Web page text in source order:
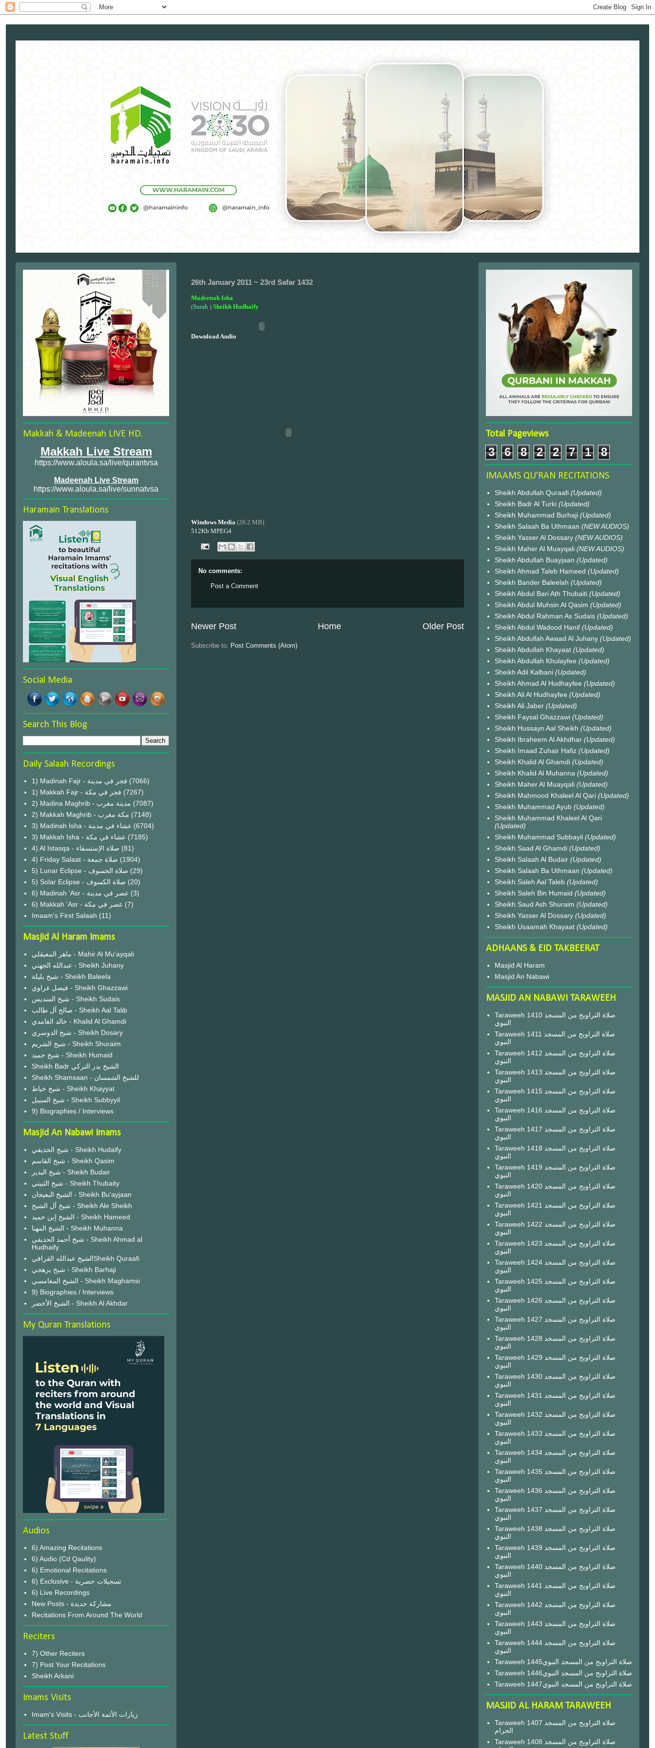
26th January 2011 ~ 23rd Safar 1432
Madeenah Isha
(Surah ) Sheikh Hudhaify
Download Audio
Windows Media (26.2 MB)
512Kb MPEG4
No comments:
Post a Comment
Newer Post Older Post
Home
Subscribe to: Post Comments (Atom)
Makkah & Madeenah LIVE HD.
Makkah Live Stream
https://www.aloula.sa/live/qurantvsa
Madeenah Live Stream
https://www.aloula.sa/live/sunnatvsa
Haramain Translations
Social Media
Search This Blog
Daily Salaah Recordings
1) Madinah Fajr - فجر في مدينة (7066)
1) Makkah Fajr - فجر في مكة (7267)
2) Madina Maghrib - مدينة مغرب (7087)
2) Makkah Maghrib - مكة مغرب (7148)
3) Madinah Isha - عشاء في مدينة (6704)
3) Makkah Isha - عشاء في مكة (7185)
4) Al Istasqa - صلاة الإستسقاء (81)
4) Friday Salaat - صلاة جمعة (1904)
5) Lunar Eclipse - صلاة الخسوف (29)
(20)
6) Madinah 'Asr - عصر في مدينة (3)
6) Makkah 'Asr - عصر في مكة (7)
Imaam's First Salaah (11)
Masjid Al Haram Imams
ماهر المعيقلي - Mahir Al Mu'ayqali
عبدالله الجهني - Sheikh Juhany
شيخ بليلة - Sheikh Baleela
فيصل غزاوي - Sheikh Ghazzawi
شيخ السديس - Sheikh Sudais
صالح آل طالب - Sheikh Aal Talib
خالد الغامدي - Khalid Al Ghamdi
شيخ الدوسري - Sheikh Dosary
شيخ الشريم - Sheikh Shuraim
شيخ حميد - Sheikh Humaid
Sheikh Badr الشيخ بدر التركي
Sheikh Shamsaan - للشيخ الشمسان
شيخ خياط - Sheikh Khayyat
شيخ السبيل - Sheikh Subbyyil
9) Biographies / Interviews
Masjid An Nabawi Imams
شيخ الحذيفي - Sheikh Hudaify
شيخ القاسم - Sheikh Qasim
شيخ البدير - Sheikh Budair
شيخ الثبيتي - Sheikh Thubaity
الشيخ البعيجان - Sheikh Bu'ayjaan
شيخ آل الشيخ - Sheikh Ale Sheikh
الشيخ إبن حميد - Sheikh Hameed
الشيخ المهنا - Sheikh Muhanna
شيخ أحمد الحذيفي - Sheikh Ahmad al
Hudhaify
الشيخ عبدالله القرافيSheikh Quraafi
شيخ برهجي - Sheikh Barhaji
الشيخ المغامسي - Sheikh Maghamsi
9) Biographies / Interviews
الشيخ الأخضر - Sheikh Al Akhdar
My Quran Translations
Audios
6) Amazing Recitations
6) Audio (Cd Qaulity)
6) Emotional Recitations
6) Exclusive - تسجيلات حصرية
6) Live Recordings
New Posts - مشاركة جديدة
Recitations From Around The World
Reciters
7) Other Reciters
7) Post Your Recitations
Sheikh Arkani
Imams Visits
Imam's Visits - زيارات الأئمة الأجانب
Latest Stuff
Total Pageviews
3 6 8 2 2 7 1 8
IMAAMS QU'RAN RECITATIONS
Sheikh Abdullah Quraafi (Updated)
Sheikh Badr Al Turki (Updated)
Sheikh Muhammad Burhaji (Updated)
Sheikh Salaah Ba Uthmaan (NEW AUDIOS)
Sheikh Yasser Al Dossary (NEW AUDIOS)
Sheikh Maher Al Muayqali (NEW AUDIOS)
Sheikh Abdullah Buayjaan (Updated)
Sheikh Ahmad Taleb Hameed (Updated)
Sheikh Bander Baleelah (Updated)
Sheikh Abdul Bari Ath Thubaiti (Updated)
Sheikh Abdul Muhsin Al Qasim (Updated)
Sheikh Abdul Rahman As Sudais (Updated)
Sheikh Abdul Wadood Hanif (Updated)
Sheikh Abdullah Awaad Al Juhany (Updated)
Sheikh Abdullah Khayaat (Updated)
Sheikh Abdullah Khulayfee (Updated)
Sheikh Adil Kalbani (Updated)
Sheikh Ahmad Al Hudhayfee (Updated)
Sheikh Ali Al Hudhayfee (Updated)
Sheikh Ali Jaber (Updated)
Sheikh Faysal Ghazzawi (Updated)
Sheikh Hussayn Aal Sheikh (Updated)
Sheikh Ibraheem Al Akhdhar (Updated)
Sheikh Imaad Zuhair Hafiz (Updated)
Sheikh Khalid Al Ghamdi (Updated)
Sheikh Khalid Al Muhanna (Updated)
Sheikh Maher Al Muayqali (Updated)
Sheikh Mahmood Khaleel Al Qari (Updated)
Sheikh Muhammad Ayub (Updated)
Sheikh Muhammad Khaleel Al Qari
(Updated)
Sheikh Muhammad Subbayil (Updated)
Sheikh Saad Al Ghamdi (Updated)
Sheikh Salaah Al Budair (Updated)
Sheikh Salaah Ba Uthmaan (Updated)
Sheikh Saleh Aal Taleb (Updated)
Sheikh Saleh Bin Humaid (Updated)
Sheikh Saud Ash Shuraim (Updated)
Sheikh Yasser Al Dossary (Updated)
Sheikh Usaamah Khayaat (Updated)
ADHAANS & EID TAKBEERAT
Masjid Al Haram
Masjid An Nabawi
MASJID AN NABAWI TARAWEEH
Taraweeh 1410 صلاة التراويح من المسجد
النبوي
Taraweeh 1411 صلاة التراويح من المسجد
النبوي
Taraweeh 1412 صلاة التراويح من المسجد
النبوي
Taraweeh 1413 صلاة التراويح من المسجد
النبوي
Taraweeh 1415 صلاة التراويح من المسجد
النبوي
Taraweeh 1416 صلاة التراويح من المسجد
النبوي
Taraweeh 1417 صلاة التراويح من المسجد
النبوي
Taraweeh 1418 صلاة التراويح من المسجد
النبوي
Taraweeh 1419 صلاة التراويح من المسجد
النبوي
Taraweeh 1420 صلاة التراويح من المسجد
النبوي
Taraweeh 1421 صلاة التراويح من المسجد
النبوي
Taraweeh 1422 صلاة التراويح من المسجد
النبوي
Taraweeh 1423 صلاة التراويح من المسجد
النبوي
Taraweeh 1424 صلاة التراويح من المسجد
النبوي
Taraweeh 1425 صلاة التراويح من المسجد
النبوي
Taraweeh 1426 صلاة التراويح من المسجد
النبوي
Taraweeh 1427 صلاة التراويح من المسجد
النبوي
Taraweeh 1428 صلاة التراويح من المسجد
النبوي
Taraweeh 1429 صلاة التراويح من المسجد
النبوي
Taraweeh 1430 صلاة التراويح من المسجد
النبوي
Taraweeh 1431 صلاة التراويح من المسجد
النبوي
Taraweeh 1432 صلاة التراويح من المسجد
النبوي
Taraweeh 1433 صلاة التراويح من المسجد
النبوي
Taraweeh 1434 صلاة التراويح من المسجد
النبوي
Taraweeh 1435 صلاة التراويح من المسجد
النبوي
Taraweeh 1436 صلاة التراويح من المسجد
النبوي
Taraweeh 1437 صلاة التراويح من المسجد
النبوي
Taraweeh 1438 صلاة التراويح من المسجد
النبوي
Taraweeh 1439 صلاة التراويح من المسجد
النبوي
Taraweeh 1440 صلاة التراويح من المسجد
النبوي
Taraweeh 1441 صلاة التراويح من المسجد
النبوي
Taraweeh 1442 صلاة التراويح من المسجد
النبوي
Taraweeh 1443 صلاة التراويح من المسجد
النبوي
Taraweeh 1444 صلاة التراويح من المسجد
النبوي
Taraweeh 1445صلاة التراويح من المسجد النبوي
Taraweeh 1446صلاة التراويح من المسجد النبوي
Taraweeh 1447صلاة التراويح من المسجد النبوي
MASJID AL HARAM TARAWEEH
Taraweeh 1407 صلاة التراويح من المسجد
الحرام
Taraweeh 1408 صلاة التراويح من المسجد